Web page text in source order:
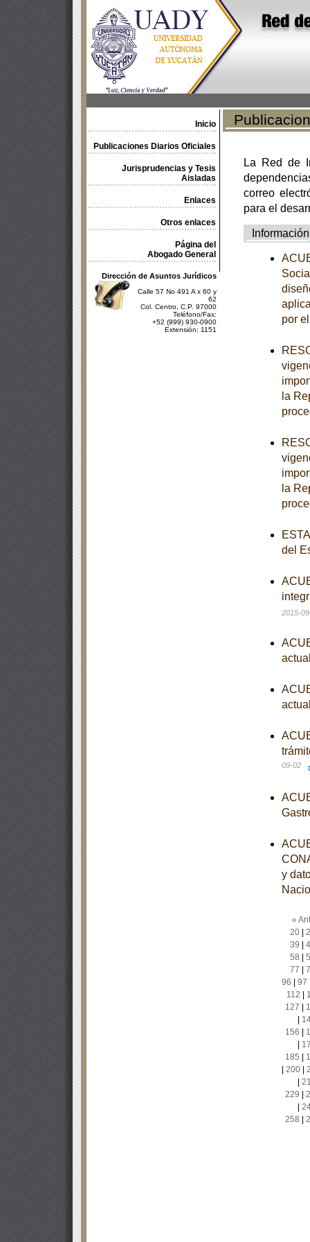
Inicio
Publicaciones Diarios Oficiales
Jurisprudencias y Tesis
Aisladas
Enlaces
Otros enlaces
Página del
Abogado General
Dirección de Asuntos Jurídicos
Calle 57 No 491 A x 60 y
62
Col. Centro, C.P. 97000
Teléfono/Fax:
+52 (999) 930-0900
Extensión: 1151
La Red de
correo
para el
Información
por
la
la
del
2015-
09-02
y
«
20|
39
58
77
96
97
112
127
156
185
200|
229
258